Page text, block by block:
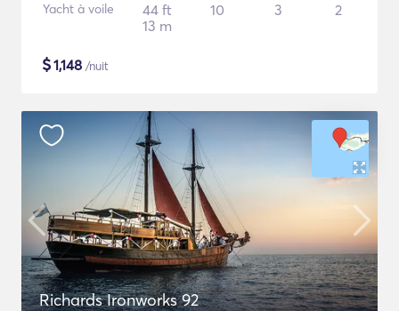
Yacht à voile
44 ft
13 m
10 3 2
$1,148 /nuit
Richards Ironworks 92